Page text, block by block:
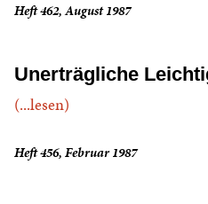
Heft 462, August 1987
Unerträgliche
(...lesen)
Heft 456, Februar 1987